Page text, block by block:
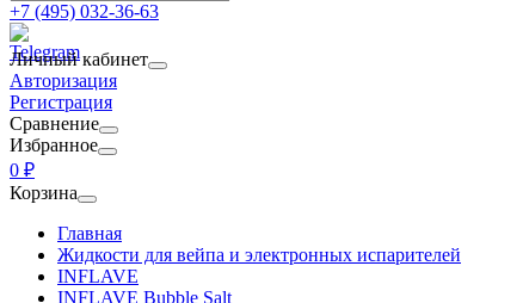
+7 (495) 032-36-63
Личный кабинет
Авторизация
Регистрация
Сравнение
Избранное
0 ₽
Корзина
Главная
Жидкости для вейпа и электронных испарителей
INFLAVE
INFLAVE Bubble Salt